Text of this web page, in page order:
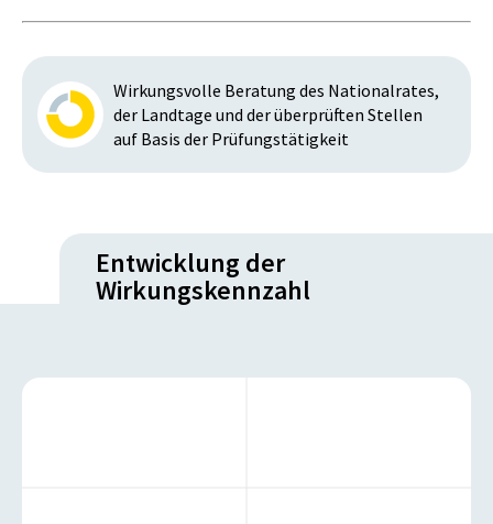
Wirkungsvolle Beratung des Nationalrates,
der Landtage und der überprüften Stellen
auf Basis der Prüfungstätigkeit
Entwicklung der
Wirkungskennzahl